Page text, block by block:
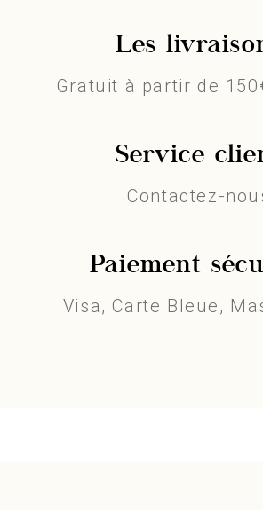
Les
Gratuit à partir de
Service
Contactez-
Paiement
Visa, Carte Bleue,